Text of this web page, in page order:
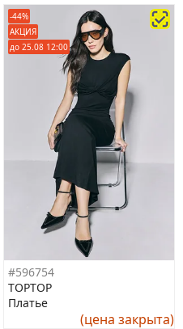
-44%
АКЦИЯ
до 25.08 12:00
#596754
TOPTOP
Платье
(цена закрыта)